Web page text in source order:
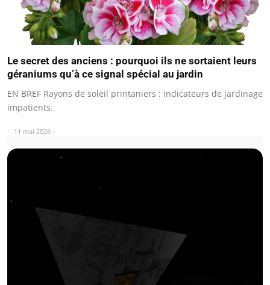
Le secret des anciens : pourquoi ils ne sortaient leurs
géraniums qu’à ce signal spécial au jardin
EN BREF Rayons de soleil printaniers : indicateurs de jardinage
impatients.
11 mai 2026